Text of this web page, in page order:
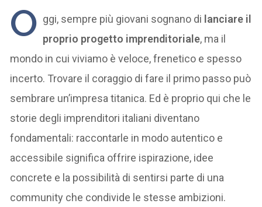
O ggi, sempre più giovani sognano di lanciare il
proprio progetto imprenditoriale, ma il
mondo in cui viviamo è veloce, frenetico e spesso
incerto. Trovare il coraggio di fare il primo passo può
sembrare un’impresa titanica. Ed è proprio qui che le
storie degli imprenditori italiani diventano
fondamentali: raccontarle in modo autentico e
accessibile significa offrire ispirazione, idee
concrete e la possibilità di sentirsi parte di una
community che condivide le stesse ambizioni.